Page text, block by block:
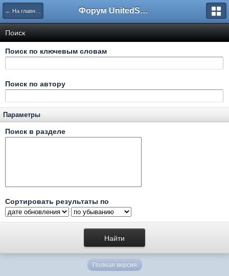
← На главную Форум UnitedSouth
Поиск
Поиск по ключевым словам
Поиск по автору
Параметры
Поиск в разделе
Сортировать результаты по
Полная версия